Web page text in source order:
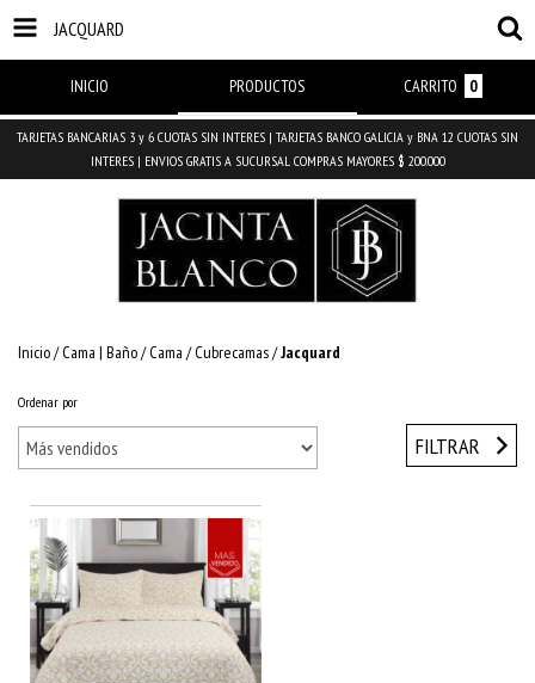
JACQUARD
INICIO PRODUCTOS CARRITO 0
TARJETAS BANCARIAS 3 y 6 CUOTAS SIN INTERES | TARJETAS BANCO GALICIA y BNA 12 CUOTAS SIN
INTERES | ENVIOS GRATIS A SUCURSAL COMPRAS MAYORES $ 200.000
Inicio/ Cama | Baño/ Cama / Cubrecamas/Jacquard
Ordenar por
FILTRAR